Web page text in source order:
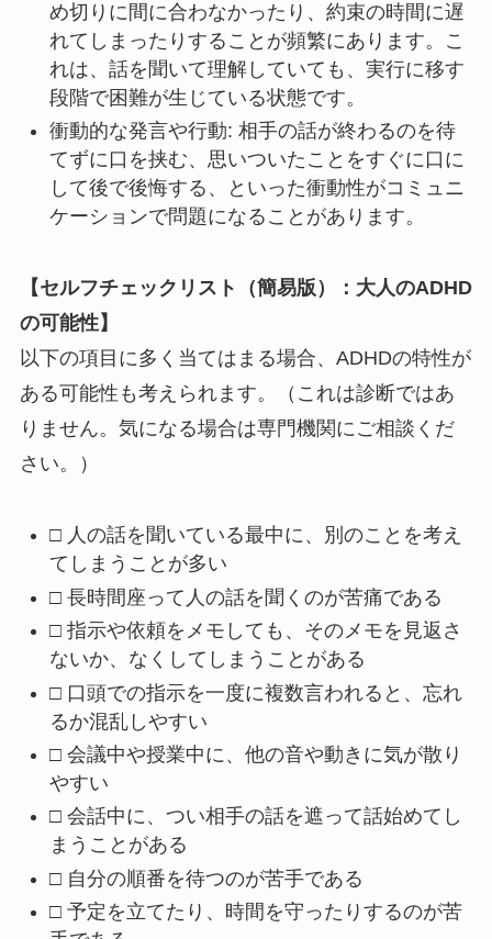
め切りに間に合わなかったり、約束の時間に遅
れてしまったりすることが頻繁にあります。こ
れは、話を聞いて理解していても、実行に移す
段階で困難が生じている状態です。
衝動的な発言や行動: 相手の話が終わるのを待
てずに口を挟む、思いついたことをすぐに口に
して後で後悔する、といった衝動性がコミュニ
ケーションで問題になることがあります。
【セルフチェックリスト（簡易版）：大人のADHD
の可能性】
以下の項目に多く当てはまる場合、ADHDの特性が
ある可能性も考えられます。（これは診断ではあ
りません。気になる場合は専門機関にご相談くだ
さい。）
□ 人の話を聞いている最中に、別のことを考え
てしまうことが多い
□ 長時間座って人の話を聞くのが苦痛である
□ 指示や依頼をメモしても、そのメモを見返さ
ないか、なくしてしまうことがある
□ 口頭での指示を一度に複数言われると、忘れ
るか混乱しやすい
□ 会議中や授業中に、他の音や動きに気が散り
やすい
□ 会話中に、つい相手の話を遮って話始めてし
まうことがある
□ 自分の順番を待つのが苦手である
□ 予定を立てたり、時間を守ったりするのが苦